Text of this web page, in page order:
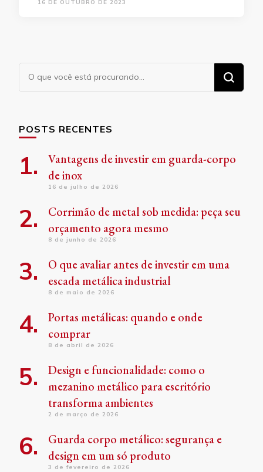
16 DE OUTUBRO DE 2023
Procurando
algo?
POSTS RECENTES
Vantagens de investir em guarda-corpo
de inox
16 de julho de 2026
Corrimão de metal sob medida: peça seu
orçamento agora mesmo
8 de junho de 2026
O que avaliar antes de investir em uma
escada metálica industrial
8 de maio de 2026
Portas metálicas: quando e onde
comprar
8 de abril de 2026
Design e funcionalidade: como o
mezanino metálico para escritório
transforma ambientes
2 de março de 2026
Guarda corpo metálico: segurança e
design em um só produto
3 de fevereiro de 2026